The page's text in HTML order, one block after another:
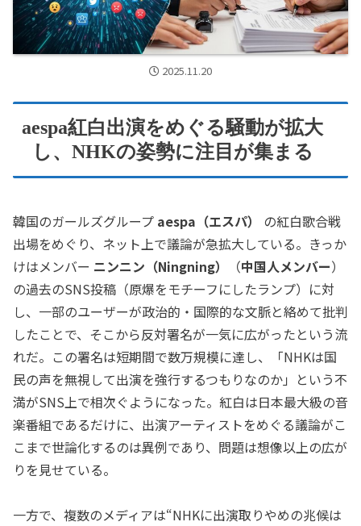
2025.11.20
aespa紅白出演をめぐる騒動が拡大
し、NHKの姿勢に注目が集まる
韓国のガールズグループ aespa（エスパ）
の紅白歌合戦
出場をめぐり、ネット上で議論が急拡大している。きっか
けはメンバー ニンニン（Ningning） （中国人メンバー）
の過去のSNS投稿（原爆をモチーフにしたランプ）に対
し、一部のユーザーが政治的・国際的な文脈と絡めて批判
したことで、そこから反対署名が一気に広がったという流
れだ。この署名は短期間で数万規模に達し、「NHKは国
民の声を無視して出演を強行するつもりなのか」という不
満がSNS上で相次ぐようになった。紅白は日本最大級の音
楽番組であるだけに、出演アーティストをめぐる議論がこ
こまで世論化するのは異例であり、問題は想像以上の広が
りを見せている。
一方で、複数のメディアは“NHKに出演取りやめの兆候は